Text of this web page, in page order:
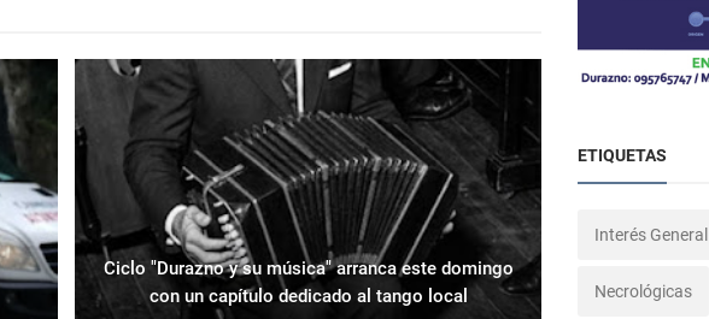
Ciclo "Durazno y su música" arranca este domingo
con un capítulo dedicado al tango local
ETIQUETAS
Interés General
Necrológicas